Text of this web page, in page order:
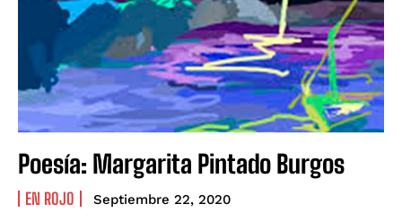
Poesía: Margarita Pintado Burgos
EN ROJO Septiembre 22, 2020